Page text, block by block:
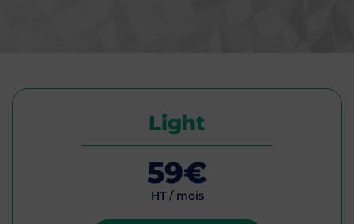
Light
59€
HT / mois